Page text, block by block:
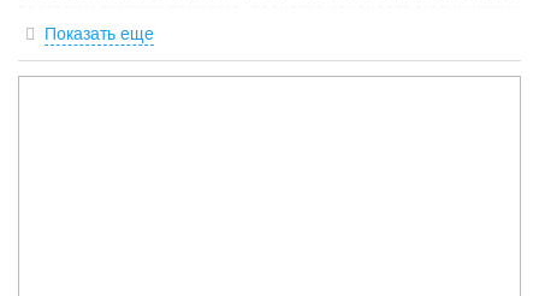
наук, терапевта. Ароматерапия с применением лучших в
России аромамасел с комплексным лечебным эффектом.
Показать еще